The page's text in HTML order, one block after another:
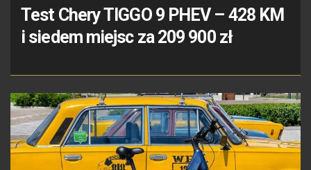
Test Chery TIGGO 9 PHEV – 428 KM
i siedem miejsc za 209 900 zł